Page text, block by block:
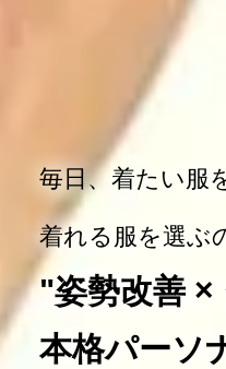
毎日、着たい服
着れる服を選ぶ
"姿勢改善 ×
本格パーソ